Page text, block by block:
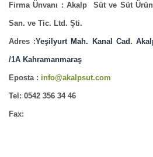
Firma Ünvanı :Akalp Süt ve Süt
San. ve Tic. Ltd. Şti.
Adres :Yeşilyurt Mah. Kanal Cad.
/1A Kahramanmaraş
Eposta : info@akalpsut.com
Tel: 0542 356 34 46
Fax: